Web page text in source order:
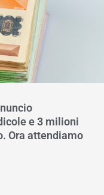
e 3 milioni
Ora attendiamo